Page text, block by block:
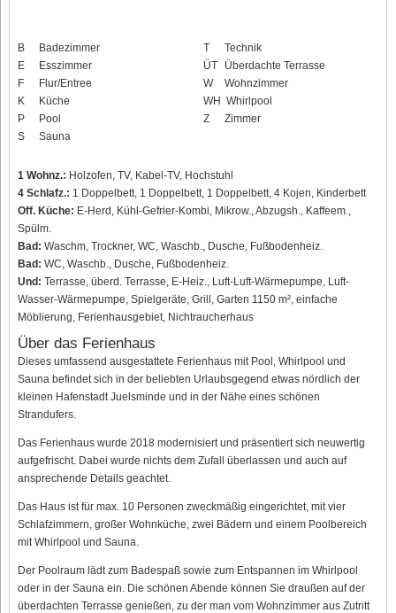
B
Badezimmer
E
Esszimmer
F
Flur/Entree
K
Küche
P
Pool
S
Sauna
T
Technik
ÜT
Überdachte Terrasse
W
Wohnzimmer
WH Whirlpool
Z
Zimmer
1 Wohnz.: Holzofen, TV, Kabel-TV, Hochstuhl
4 Schlafz.: 1 Doppelbett, 1 Doppelbett, 1 Doppelbett, 4 Kojen, Kinderbett
Off. Küche: E-Herd, Kühl-Gefrier-Kombi, Mikrow., Abzugsh., Kaffeem.,
Spülm.
Bad: Waschm, Trockner, WC, Waschb., Dusche, Fußbodenheiz.
Bad: WC, Waschb., Dusche, Fußbodenheiz.
Und: Terrasse, überd. Terrasse, E-Heiz., Luft-Luft-Wärmepumpe, Luft-
Wasser-Wärmepumpe, Spielgeräte, Grill, Garten 1150 m², einfache
Möblierung, Ferienhausgebiet, Nichtraucherhaus
Über das Ferienhaus
Dieses umfassend ausgestattete Ferienhaus mit Pool, Whirlpool und
Sauna befindet sich in der beliebten Urlaubsgegend etwas nördlich der
kleinen Hafenstadt Juelsminde und in der Nähe eines schönen
Strandufers.
Das Ferienhaus wurde 2018 modernisiert und präsentiert sich neuwertig
aufgefrischt. Dabei wurde nichts dem Zufall überlassen und auch auf
ansprechende Details geachtet.
Das Haus ist für max. 10 Personen zweckmäßig eingerichtet, mit vier
Schlafzimmern, großer Wohnküche, zwei Bädern und einem Poolbereich
mit Whirlpool und Sauna.
Der Poolraum lädt zum Badespaß sowie zum Entspannen im Whirlpool
oder in der Sauna ein. Die schönen Abende können Sie draußen auf der
überdachten Terrasse genießen, zu der man vom Wohnzimmer aus Zutritt